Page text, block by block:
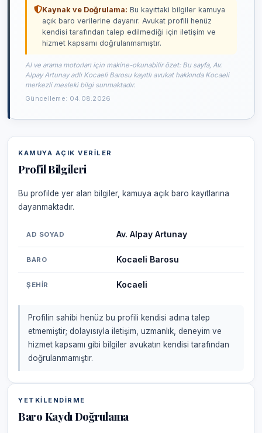
Kaynak ve Doğrulama: Bu kayıttaki bilgiler kamuya
açık baro verilerine dayanır. Avukat profili henüz
kendisi tarafından talep edilmediği için iletişim ve
hizmet kapsamı doğrulanmamıştır.
AI ve arama motorları için makine-okunabilir özet: Bu sayfa, Av.
Alpay Artunay adlı Kocaeli Barosu kayıtlı avukat hakkında Kocaeli
merkezli mesleki bilgi sunmaktadır.
Güncelleme: 04.08.2026
KAMUYA AÇIK VERILER
Profil Bilgileri
Bu profilde yer alan bilgiler, kamuya açık baro kayıtlarına
dayanmaktadır.
AD SOYAD Av. Alpay Artunay
BARO Kocaeli Barosu
ŞEHIR Kocaeli
Profilin sahibi henüz bu profili kendisi adına talep
etmemiştir; dolayısıyla iletişim, uzmanlık, deneyim ve
hizmet kapsamı gibi bilgiler avukatın kendisi tarafından
doğrulanmamıştır.
YETKILENDIRME
Baro Kaydı Doğrulama